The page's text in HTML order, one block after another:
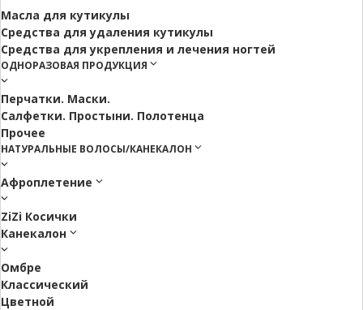
Масла для кутикулы
Средства для удаления кутикулы
Средства для укрепления и лечения ногтей
ОДНОРАЗОВАЯ ПРОДУКЦИЯ
Перчатки. Маски.
Салфетки. Простыни. Полотенца
Прочее
НАТУРАЛЬНЫЕ ВОЛОСЫ/КАНЕКАЛОН
Афроплетение
ZiZi Косички
Канекалон
Омбре
Классический
Цветной